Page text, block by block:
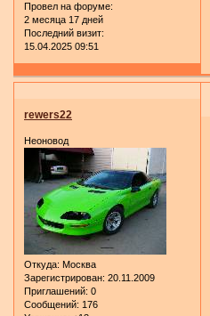
Провел на форуме:
2 месяца 17 дней
Последний визит:
15.04.2025 09:51
rewers22
Неоновод
Откуда: Москва
Зарегистрирован: 20.11.2009
Приглашений: 0
Сообщений: 176